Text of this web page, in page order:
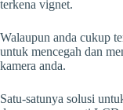
terkena vignet.
Walaupun anda cukup
untuk mencegah dan
kamera anda.
Satu-satunya solusi